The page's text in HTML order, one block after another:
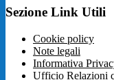
Sezione Link Utili
Cookie policy
Note legali
Informativa
Ufficio Relazioni